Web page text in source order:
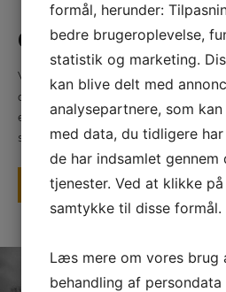
Om Jysk
Vi har mere end 30 års erfaring
der er ikke nogen opgaver er for
er behov for ekstra hænder sørger vi
samarbejdspartnere gennem flere år.
LÆS MERE
formål, herunder:
bedre brugeroplevelse,
statistik og marketing.
kan blive delt med
analysepartnere, som
med data, du tidligere
de har indsamlet
tjenester. Ved at klikke
samtykke til disse formål.
Læs mere om vores brug
behandling af persondata